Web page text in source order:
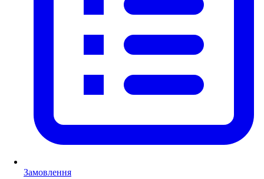
Замовлення